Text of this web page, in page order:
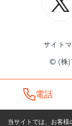
サイト
© (株)
電話
当サイトでは、お客様